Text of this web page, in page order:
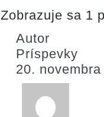
Zobrazuje sa 1
Autor
Príspevky
20.